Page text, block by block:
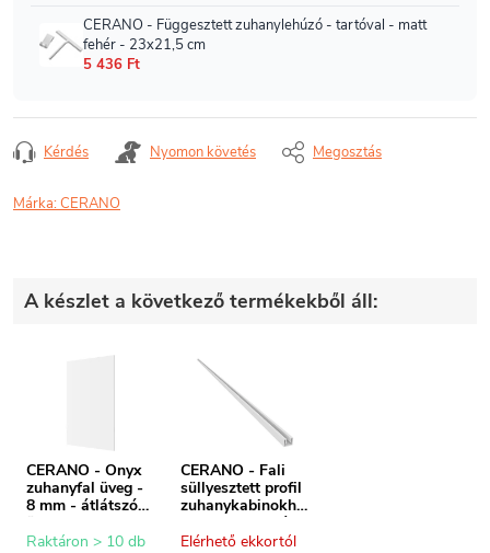
Kérdés Nyomon követés Megosztás
Márka:CERANO
A készlet a következő termékekből áll:
CERANO - Onyx
zuhanyfal üveg -
8 mm - átlátszó
cm
Raktáron > 10 db
CERANO - Fali
süllyesztett profil
zuhanykabinokho
z - 8 mm - fehér -
200 cm
Elérhető ekkortól